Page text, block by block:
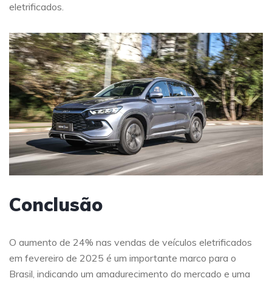
eletrificados.
Conclusão
O aumento de 24% nas vendas de veículos eletrificados
em fevereiro de 2025 é um importante marco para o
Brasil, indicando um amadurecimento do mercado e uma